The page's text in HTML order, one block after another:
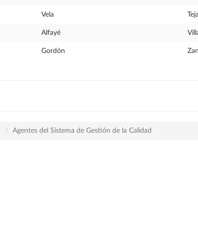
Vela
Alfayé
Gordón Zan
Agentes del Sistema de Gestión de la Calidad